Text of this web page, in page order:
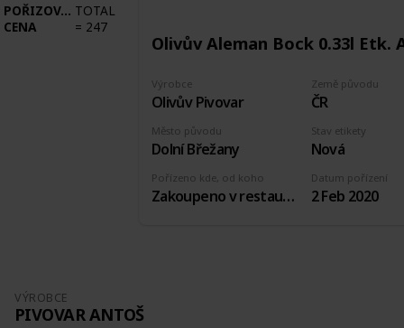
POŘIZOVACÍ
CENA
TOTAL
= 247
Olivův Aleman Bock 0.33l Etk.
Výrobce
Olivův Pivovar
Země původu
ČR
Pořízeno kde, od koho
Zakoupeno v restauraci pivovaru
Stav etikety
Nová
Datum pořízení
2 Feb 2020
Město původu
Dolní Břežany
VÝROBCE
PIVOVAR ANTOŠ